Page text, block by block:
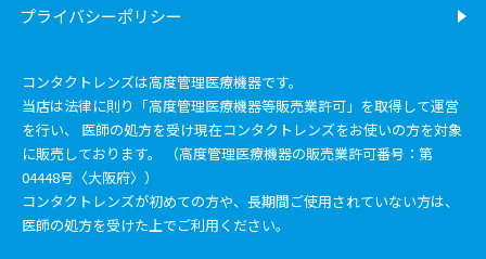
プライバシーポリシー
コンタクトレンズは高度管理医療機器です。
当店は法律に則り「高度管理医療機器等販売業許可」を取得して運営
を行い、 医師の処方を受け現在コンタクトレンズをお使いの方を対象
に販売しております。 （高度管理医療機器の販売業許可番号：第
04448号〈大阪府〉）
コンタクトレンズが初めての方や、長期間ご使用されていない方は、
医師の処方を受けた上でご利用ください。